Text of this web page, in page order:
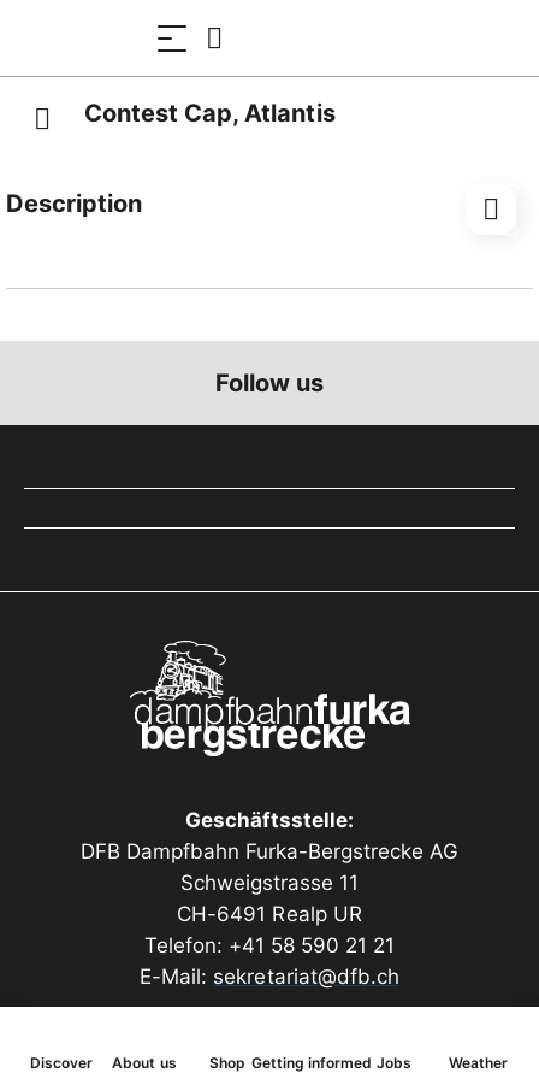
Discover About us Shop Getting informed Jobs Weather
Contest Cap, Atlantis
Description
inkl. Frontstickerei in silbergrau
Follow us
Geschäftsstelle:
DFB Dampfbahn Furka-Bergstrecke AG
Schweigstrasse 11
CH-6491 Realp UR
Telefon: +41 58 590 21 21
E-Mail: sekretariat@dfb.ch